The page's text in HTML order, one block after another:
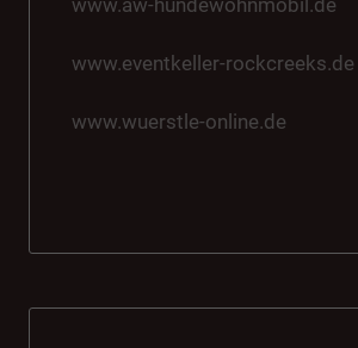
www.aw-hundewohnmobil.de
www.eventkeller-rockcreeks.de
www.wuerstle-online.de